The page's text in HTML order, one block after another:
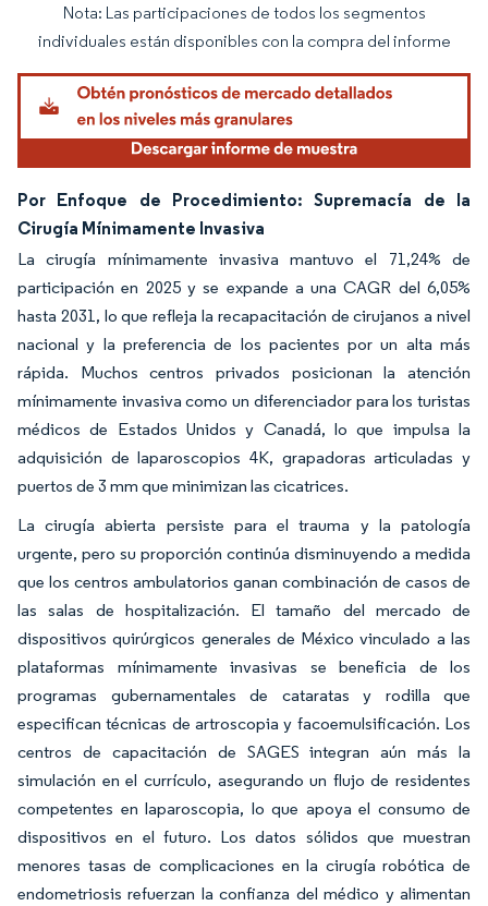
Imagen © Mordor Intelligence. El uso requiere atribución según CC BY 4.0.
Nota: Las participaciones de todos los segmentos
individuales están disponibles con la compra del informe
Por Enfoque de Procedimiento: Supremacía de la
Cirugía Mínimamente Invasiva
La cirugía mínimamente invasiva mantuvo el 71,24% de
participación en 2025 y se expande a una CAGR del 6,05%
hasta 2031, lo que refleja la recapacitación de cirujanos a nivel
nacional y la preferencia de los pacientes por un alta más
rápida. Muchos centros privados posicionan la atención
mínimamente invasiva como un diferenciador para los turistas
médicos de Estados Unidos y Canadá, lo que impulsa la
adquisición de laparoscopios 4K, grapadoras articuladas y
puertos de 3 mm que minimizan las cicatrices.
La cirugía abierta persiste para el trauma y la patología
urgente, pero su proporción continúa disminuyendo a medida
que los centros ambulatorios ganan combinación de casos de
las salas de hospitalización. El tamaño del mercado de
dispositivos quirúrgicos generales de México vinculado a las
plataformas mínimamente invasivas se beneficia de los
programas gubernamentales de cataratas y rodilla que
especifican técnicas de artroscopia y facoemulsificación. Los
centros de capacitación de SAGES integran aún más la
simulación en el currículo, asegurando un flujo de residentes
competentes en laparoscopia, lo que apoya el consumo de
dispositivos en el futuro. Los datos sólidos que muestran
menores tasas de complicaciones en la cirugía robótica de
endometriosis refuerzan la confianza del médico y alimentan